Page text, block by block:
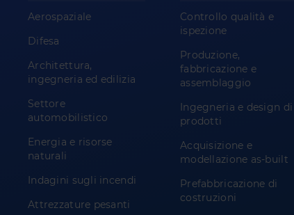
Aerospaziale
Difesa
Architettura,
ingegneria ed edilizia
Settore
automobilistico
Energia e risorse
naturali
Indagini sugli incendi
Attrezzature pesanti
Controllo qualità e
ispezione
Produzione,
fabbricazione e
assemblaggio
Ingegneria e design di
prodotti
Acquisizione e
modellazione as-built
Prefabbricazione di
costruzioni